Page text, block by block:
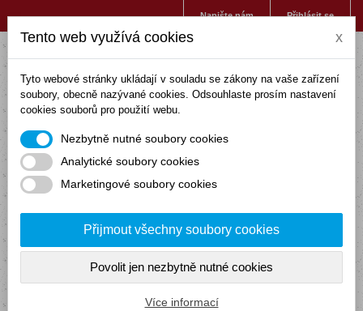
Přihlásit se
Napište nám
(prázdný)
Tento web využívá cookies x
Tyto webové stránky ukládají v souladu se zákony na vaše zařízení
soubory, obecně nazývané cookies. Odsouhlaste prosím nastavení
cookies souborů pro použití webu.
Nezbytně nutné soubory cookies
Analytické soubory cookies
Marketingové soubory cookies
Přijmout všechny soubory cookies
Povolit jen nezbytně nutné cookies
Více informací